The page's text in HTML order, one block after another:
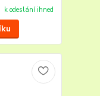
k odeslání ihned